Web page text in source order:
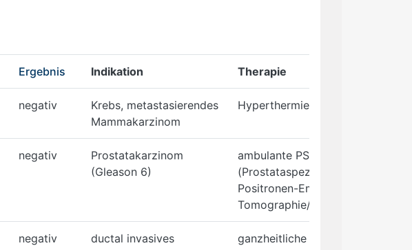
Ergebnis Indikation Therapie
negativ
Krebs, metastasierendes
Mammakarzinom
Hyperthermie-Behandlung
negativ
Prostatakarzinom
(Gleason 6)
ambulante PSMA PET/CT
(Prostataspezifisches
Positronen-Emissions-
Tomographie/
negativ
ductal invasives
ganzheitliche biologisch-